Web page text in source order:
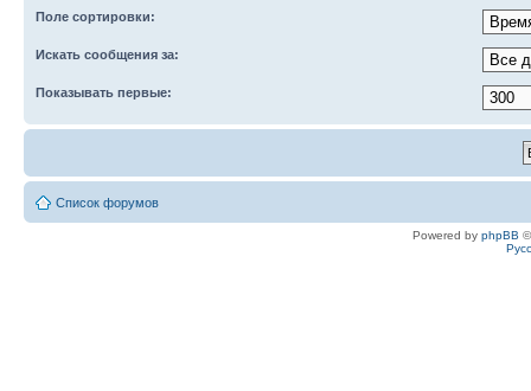
Поле сортировки:
Искать сообщения за:
Показывать первые:
Список форумов
Powered by phpBB